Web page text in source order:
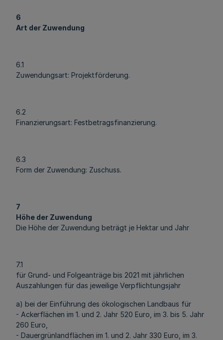
6
Art der Zuwendung
6.1
Zuwendungsart: Projektförderung.
6.2
Finanzierungsart: Festbetragsfinanzierung.
6.3
Form der Zuwendung: Zuschuss.
7
Höhe der Zuwendung
Die Höhe der Zuwendung beträgt je Hektar und Jahr
7.1
für Grund- und Folgeanträge bis 2021 mit jährlichen
Auszahlungen für das jeweilige Verpflichtungsjahr
a) bei der Einführung des ökologischen Landbaus für
- Ackerflächen im 1. und 2. Jahr 520 Euro, im 3. bis 5. Jahr
260 Euro,
- Dauergrünlandflächen im 1. und 2. Jahr 330 Euro, im 3.